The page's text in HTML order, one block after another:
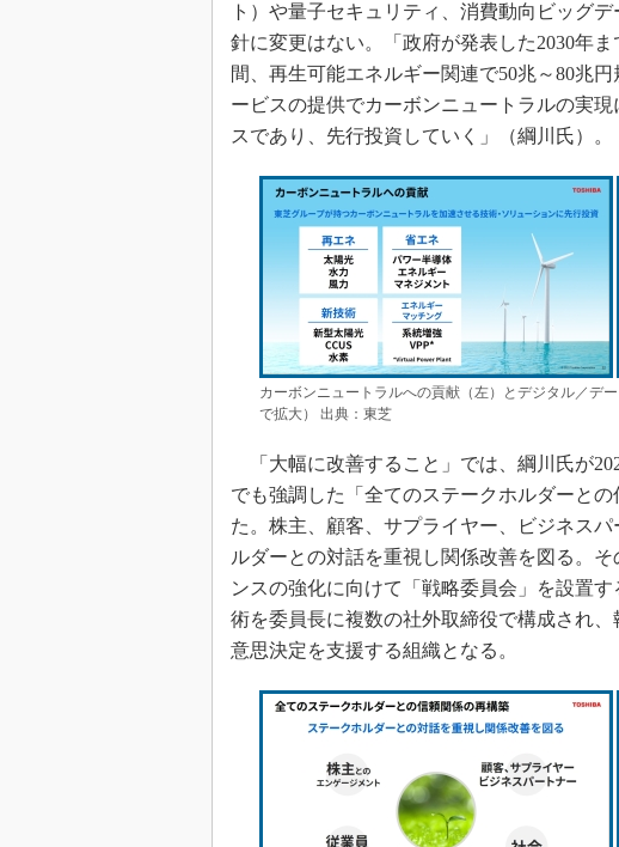
ト）や量子セキュリティ、消費動向ビッグ
針に変更はない。「政府が発表した2030年
間、再生可能エネルギー関連で50兆～80兆
ービスの提供でカーボンニュートラルの実
スであり、先行投資していく」（綱川氏）。
カーボンニュートラルへの貢献（左）とデジタル／デ
で拡大） 出典：東芝
「大幅に改善すること」では、綱川氏が
でも強調した「全てのステークホルダーと
た。株主、顧客、サプライヤー、ビジネス
ルダーとの対話を重視し関係改善を図る。
ンスの強化に向けて「戦略委員会」を設置
術を委員長に複数の社外取締役で構成され
意思決定を支援する組織となる。